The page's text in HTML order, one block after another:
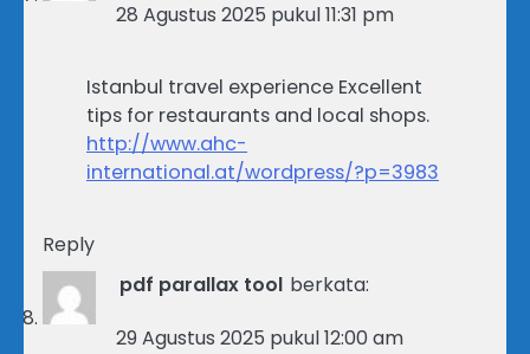
28 Agustus 2025 pukul 11:31 pm
Istanbul travel experience Excellent
tips for restaurants and local shops.
http://www.ahc-
international.at/wordpress/?p=3983
Reply
pdf parallax tool berkata:
29 Agustus 2025 pukul 12:00 am